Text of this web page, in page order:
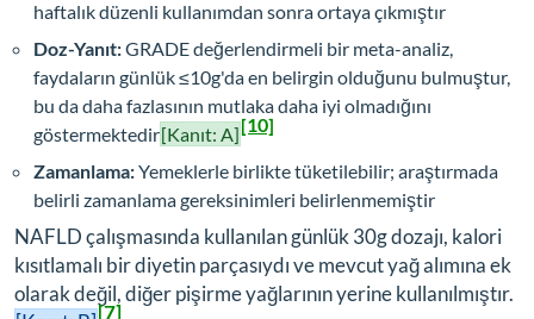
haftalık düzenli kullanımdan sonra ortaya çıkmıştır
Doz-Yanıt:GRADE değerlendirmeli bir meta-analiz,
faydaların günlük ≤10g'da en belirgin olduğunu bulmuştur,
bu da daha fazlasının mutlaka daha iyi olmadığını
göstermektedir[Kanıt: A][10]
Zamanlama:Yemeklerle birlikte tüketilebilir; araştırmada
belirli zamanlama gereksinimleri belirlenmemiştir
NAFLD çalışmasında kullanılan günlük 30g dozajı, kalori
kısıtlamalı bir diyetin parçasıydı ve mevcut yağ alımına ek
olarak değil, diğer pişirme yağlarının yerine kullanılmıştır.
[7]